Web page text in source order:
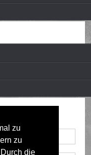
zu
zu
die